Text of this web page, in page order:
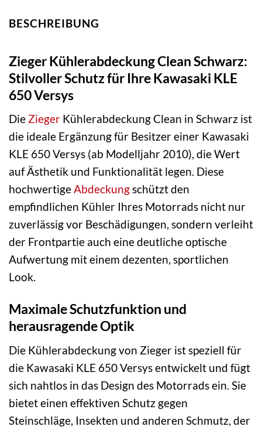
BESCHREIBUNG
Zieger Kühlerabdeckung Clean Schwarz:
Stilvoller Schutz für Ihre Kawasaki KLE
650 Versys
Die Zieger Kühlerabdeckung Clean in Schwarz ist
die ideale Ergänzung für Besitzer einer Kawasaki
KLE 650 Versys (ab Modelljahr 2010), die Wert
auf Ästhetik und Funktionalität legen. Diese
hochwertigeAbdeckungschützt den
empfindlichen Kühler Ihres Motorrads nicht nur
zuverlässig vor Beschädigungen, sondern verleiht
der Frontpartie auch eine deutliche optische
Aufwertung mit einem dezenten, sportlichen
Look.
Maximale Schutzfunktion und
herausragende Optik
Die Kühlerabdeckung von Zieger ist speziell für
die Kawasaki KLE 650 Versys entwickelt und fügt
sich nahtlos in das Design des Motorrads ein. Sie
bietet einen effektiven Schutz gegen
Steinschläge, Insekten und anderen Schmutz, der